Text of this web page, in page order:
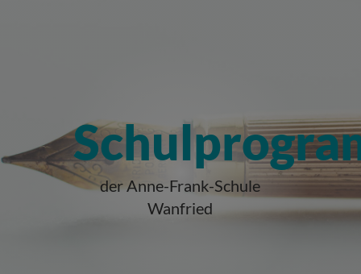
der Anne-Frank-Schule
Wanfried